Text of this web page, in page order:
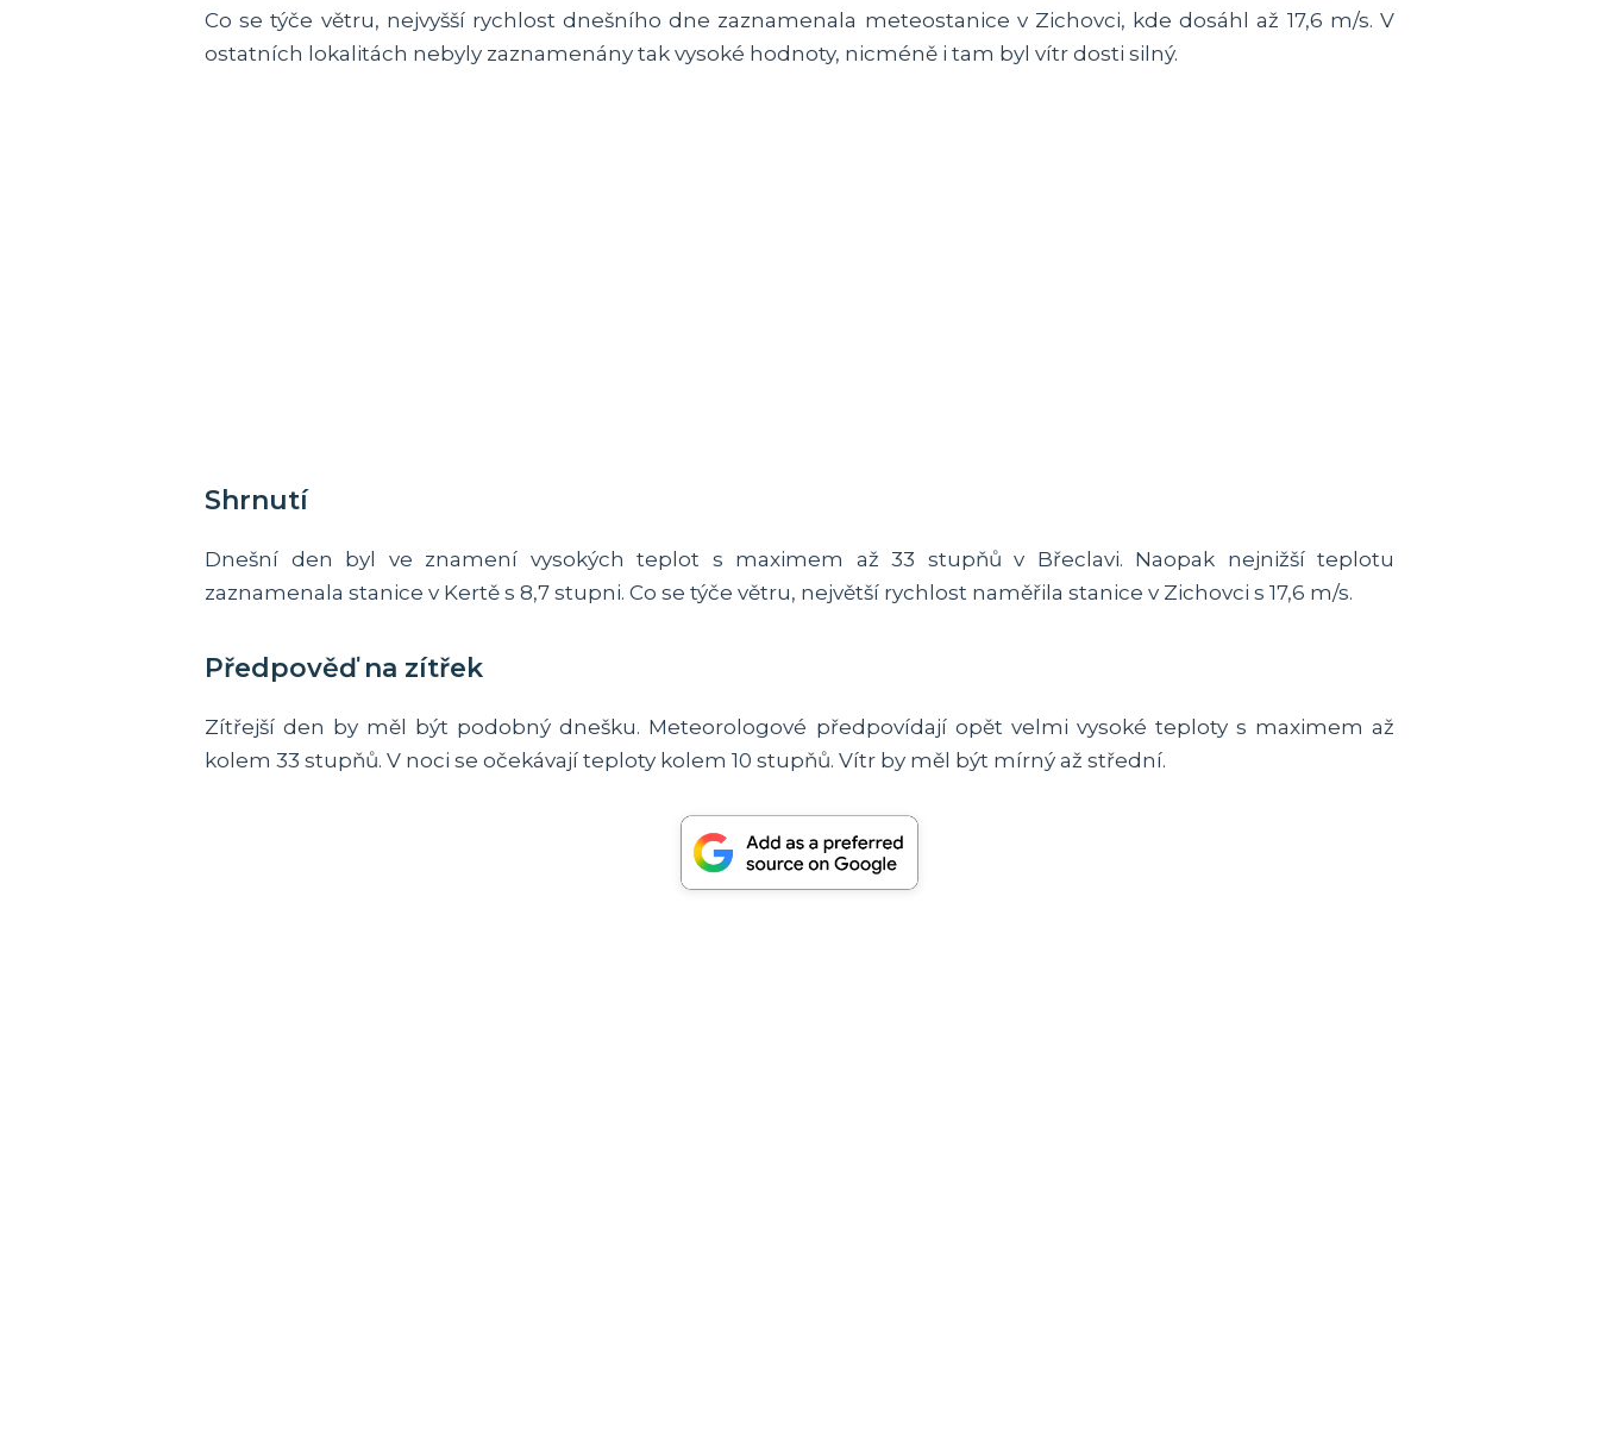
Co se týče větru, nejvyšší rychlost dnešního dne zaznamenala meteostanice v Zichovci, kde dosáhl až 17,6 m/s. V
ostatních lokalitách nebyly zaznamenány tak vysoké hodnoty, nicméně i tam byl vítr dosti silný.
Shrnutí
Dnešní den byl ve znamení vysokých teplot s maximem až 33 stupňů v Břeclavi. Naopak nejnižší teplotu
zaznamenala stanice v Kertě s 8,7 stupni. Co se týče větru, největší rychlost naměřila stanice v Zichovci s 17,6 m/s.
Předpověď na zítřek
Zítřejší den by měl být podobný dnešku. Meteorologové předpovídají opět velmi vysoké teploty s maximem až
kolem 33 stupňů. V noci se očekávají teploty kolem 10 stupňů. Vítr by měl být mírný až střední.